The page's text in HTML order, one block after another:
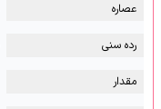
عصاره
رده سنی
مقدار